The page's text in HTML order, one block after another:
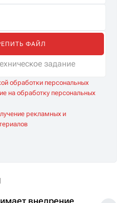
ФАЙЛ
задание
обработки персональных
на обработку персональных
рекламных и
внедрение